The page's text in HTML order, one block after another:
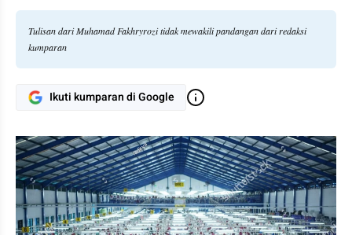
Tulisan dari Muhamad Fakhryrozi tidak mewakili pandangan dari redaksi
kumparan
Ikuti kumparan di Google